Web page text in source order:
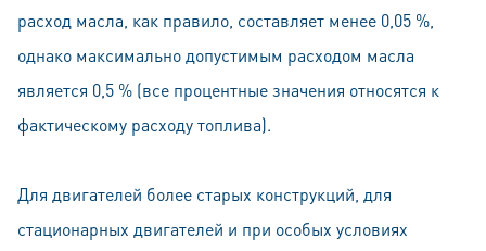
расход масла, как правило, составляет менее 0,05 %,
однако максимально допустимым расходом масла
является 0,5 % (все процентные значения относятся к
фактическому расходу топлива).
Для двигателей более старых конструкций, для
стационарных двигателей и при особых условиях